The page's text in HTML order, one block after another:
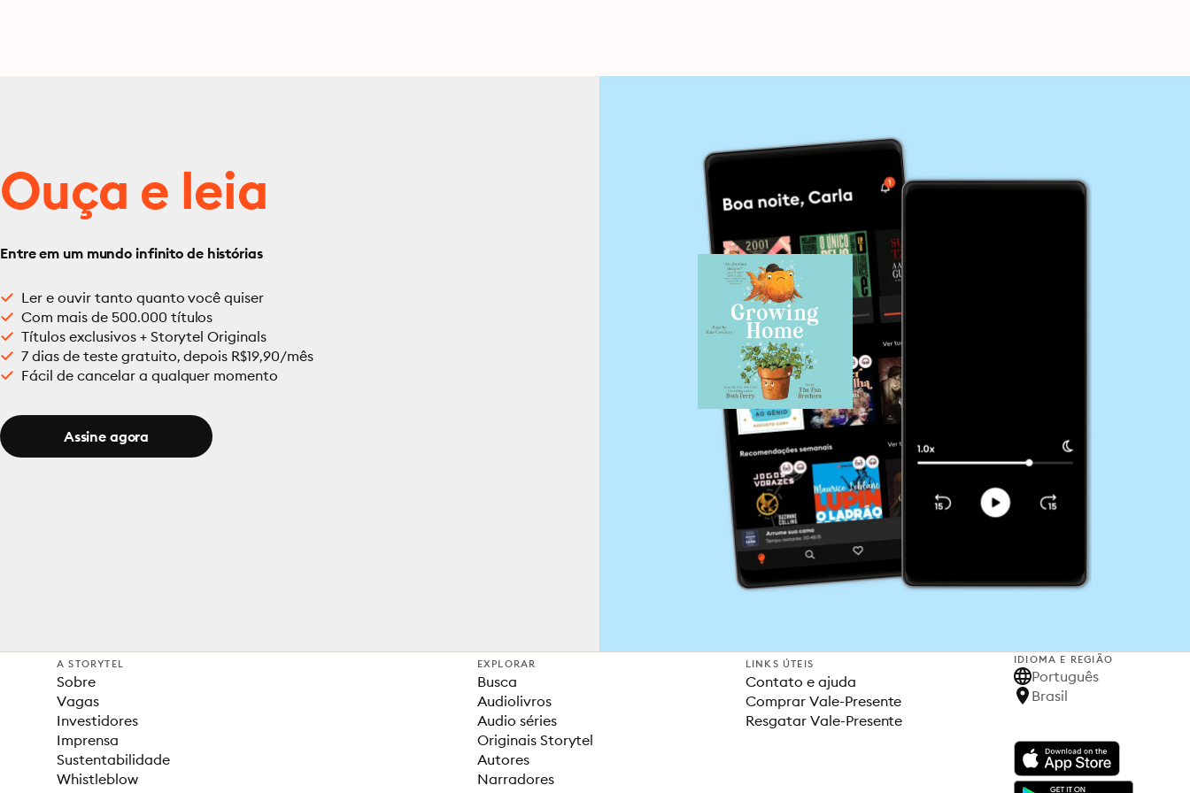
Ouça e leia
Entre em um mundo infinito de histórias
Ler e ouvir tanto quanto você quiser
Com mais de 500.000 títulos
Títulos exclusivos + Storytel Originals
7 dias de teste gratuito, depois R$19,90/mês
Fácil de cancelar a qualquer momento
Assine agora
A STORYTEL
Sobre
Vagas
Investidores
Imprensa
Sustentabilidade
Whistleblow
EXPLORAR
Busca
Audiolivros
Audio séries
Originais Storytel
Autores
Narradores
LINKS ÚTEIS
Contato e ajuda
Comprar Vale-Presente
Resgatar Vale-Presente
IDIOMA E REGIÃO
Português
Brasil